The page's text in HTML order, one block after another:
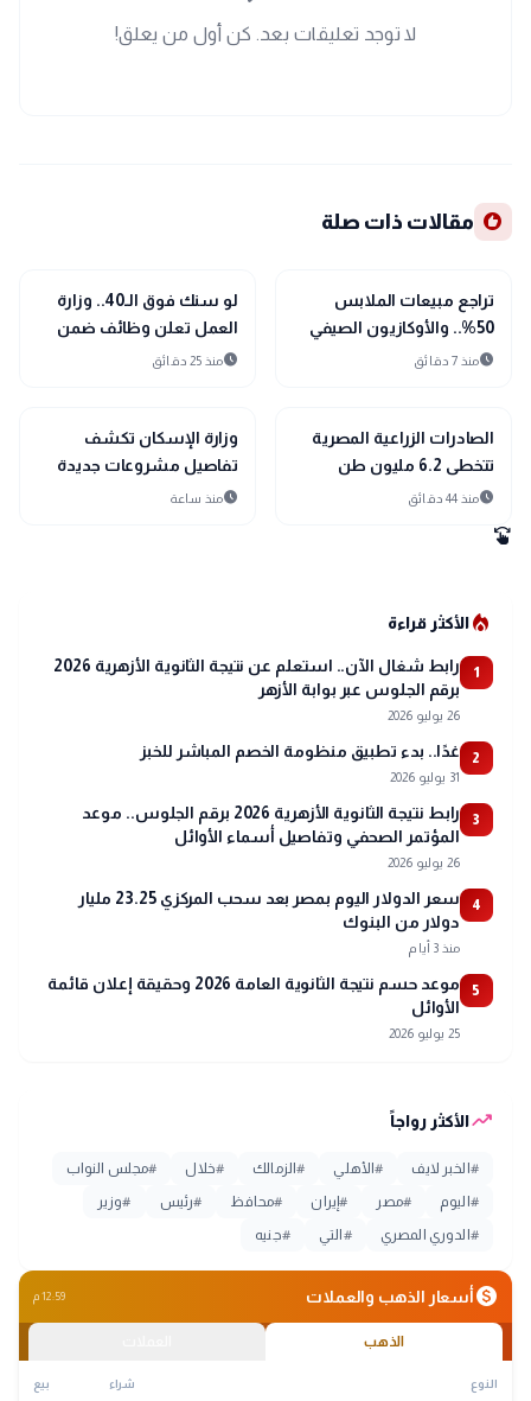
لا توجد تعليقات بعد. كن أول من يعلق!
recommend مقالات ذات صلة
public
الأخبار المحلية
تراجع مبيعات الملابس
50%.. والأوكازيون الصيفي
ينعش الأسواق
scheduleمنذ 7 دقائق
public
الأخبار المحلية
لو سنك فوق الـ40.. وزارة
العمل تعلن وظائف ضمن
مبادرة «شغلني»
scheduleمنذ 25 دقائق
public
الأخبار المحلية
الصادرات الزراعية المصرية
تتخطى 6.2 مليون طن
وتفتح اسواق عالمية جديدة
scheduleمنذ 44 دقائق
public
الأخبار المحلية
وزارة الإسكان تكشف
تفاصيل مشروعات جديدة
بالعاشر من رمضان.. تعرف
scheduleمنذ ساعة
swipe
local_fire_departmentالأكثر قراءة
1
رابط شغال الآن.. استعلم عن نتيجة الثانوية الأزهرية 2026
برقم الجلوس عبر بوابة الأزهر
26 يوليو 2026
2 غدًا.. بدء تطبيق منظومة الخصم المباشر للخبز
31 يوليو 2026
3
رابط نتيجة الثانوية الأزهرية 2026 برقم الجلوس.. موعد
المؤتمر الصحفي وتفاصيل أسماء الأوائل
26 يوليو 2026
4
سعر الدولار اليوم بمصر بعد سحب المركزي 23.25 مليار
دولار من البنوك
منذ 3 أيام
5
موعد حسم نتيجة الثانوية العامة 2026 وحقيقة إعلان قائمة
الأوائل
25 يوليو 2026
trending_upالأكثر رواجاً
#الخبر لايف #الأهلي #الزمالك #خلال #مجلس النواب
#اليوم #مصر #إيران #محافظ #رئيس #وزير
#الدوري المصري #التي #جنيه
monetization_onأسعار الذهب والعملات 12:59 م
الذهب
النوع شراء بيع